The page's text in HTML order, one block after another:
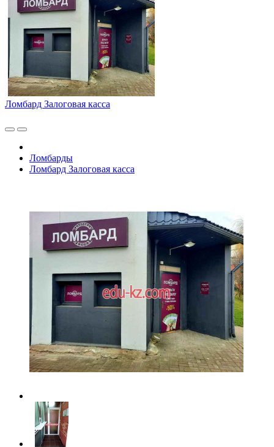
Ломбард Залоговая касса
Ломбарды
Ломбард Залоговая касса